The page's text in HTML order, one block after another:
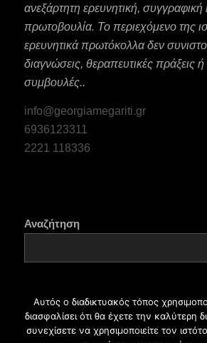
ανεξάρτητη ερευνητική, συγγραφική
πρωτοβουλία. Το περιεχόμενο της
ερευνητικά πρωτόκολλα δεν
διαγνώσεις, θεραπευτικές πράξεις ή
συμβουλές..
info@georgiamegariti.gr
6936123311
2221 118336
Αναζήτηση
Αυτός ο διαδικτυακός τόπος
διασφαλίσει ότι θα έχετε την καλύτερη
συνεχίσετε να χρησιμοποιείτε τον